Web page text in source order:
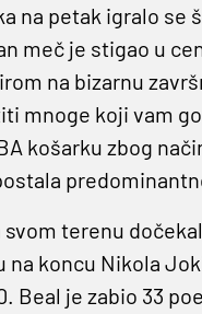
na petak igralo se
meč je stigao u
na bizarnu
mnoge koji vam
košarku zbog
terenu
na koncu Nikola
Beal je zabio 33